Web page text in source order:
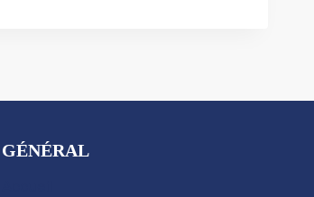
GÉNÉRAL